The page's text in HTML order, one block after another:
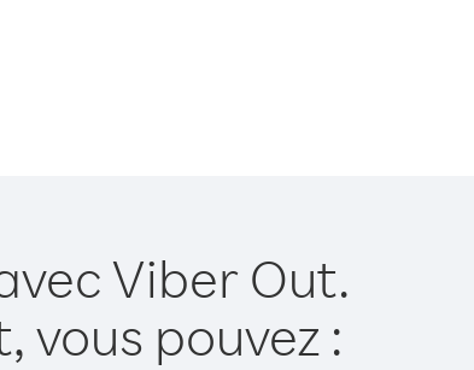
Viber Out.
vous pouvez :